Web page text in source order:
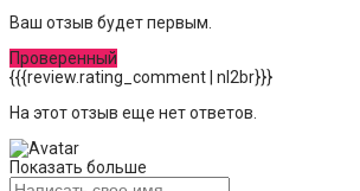
Ваш отзыв будет первым.
Проверенный
{{{review.rating_comment | nl2br}}}
На этот отзыв еще нет ответов.
Показать больше